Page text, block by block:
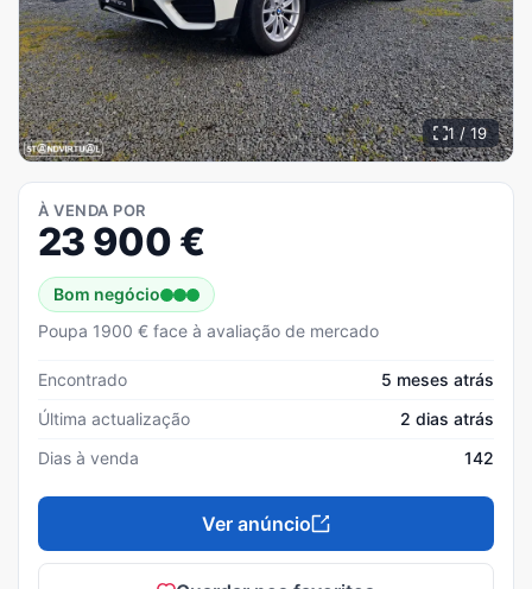
1 / 19
À VENDA POR
23 900 €
Bom negócio
Poupa 1900 € face à avaliação de mercado
Encontrado
5 meses atrás
Última actualização
2 dias atrás
Dias à venda
142
Ver anúncio